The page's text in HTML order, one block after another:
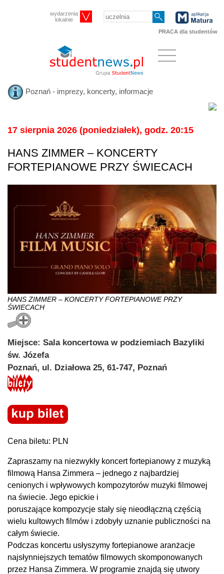
wydarzenia
lokalnie
PRACA dla studentów
Poznań - imprezy, koncerty, informacje
17 sierpnia 2026 (poniedziałek), godz. 20:15
HANS ZIMMER – KONCERTY
FORTEPIANOWE PRZY ŚWIECACH
HANS ZIMMER – KONCERTY FORTEPIANOWE PRZY
ŚWIECACH
Miejsce: Sala koncertowa w podziemiach Bazyliki
św. Józefa
Poznań, ul. Działowa 25, 61-747, Poznań
Cena biletu: PLN
Zapraszamy na niezwykły koncert fortepianowy z muzyką
filmową Hansa Zimmera – jednego z najbardziej
cenionych i wpływowych kompozytorów muzyki filmowej
na świecie. Jego epickie i
poruszające kompozycje stały się nieodłączną częścią
wielu kultowych filmów i zdobyły uznanie publiczności na
całym świecie.
Podczas koncertu usłyszymy fortepianowe aranżacje
najsłynniejszych tematów filmowych skomponowanych
przez Hansa Zimmera. W programie znajdą się utwory